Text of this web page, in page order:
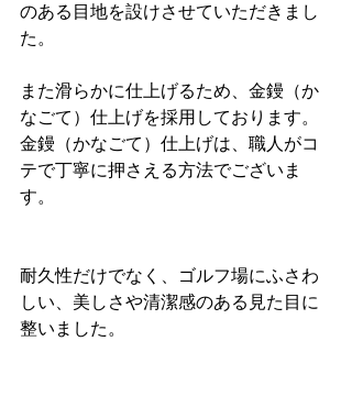
のある目地を設けさせていただきまし
た。
また滑らかに仕上げるため、金鏝（か
なごて）仕上げを採用しております。
金鏝（かなごて）仕上げは、職人がコ
テで丁寧に押さえる方法でございま
す。
耐久性だけでなく、ゴルフ場にふさわ
しい、美しさや清潔感のある見た目に
整いました。